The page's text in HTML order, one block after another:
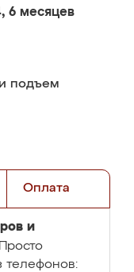
6 месяцев
подъем
Оплата
и
телефонов: